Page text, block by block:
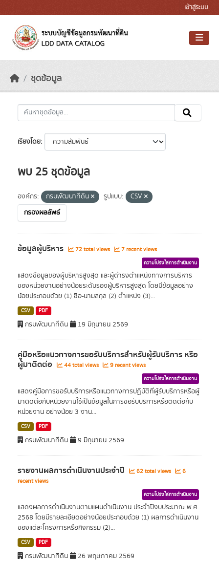
เข้าสู่ระบบ
ชุดข้อมูล
เรียงโดย
พบ 25 ชุดข้อมูล
องค์กร: กรมพัฒนาที่ดิน รูปแบบ:
CSV
กรองผลลัพธ์
ข้อมูลผู้บริหาร 72 total views 7 recent views
ความโปร่งใสการดำเนินงาน
แสดงข้อมูลของผู้บริหารสูงสุด และผู้ดำรงตำแหน่งทางการบริหาร
ของหน่วยงานอย่างน้อยระดับรองผู้บริหารสูงสุด โดยมีข้อมูลอย่าง
น้อยประกอบด้วย (1) ชื่อ-นามสกุล (2) ตำแหน่ง (3)...
CSV PDF
กรมพัฒนาที่ดิน 19 มิถุนายน 2569
คู่มือหรือแนวทางการขอรับบริการสำหรับผู้รับบริการ หรือ
ผู้มาติดต่อ 44 total views 9 recent views
ความโปร่งใสการดำเนินงาน
แสดงคู่มือการขอรับบริการหรือแนวทางการปฏิบัติที่ผู้รับบริการหรือผู้
มาติดต่อกับหน่วยงานใช้เป็นข้อมูลในการขอรับบริการหรือติดต่อกับ
หน่วยงาน อย่างน้อย 3 งาน...
CSV PDF
กรมพัฒนาที่ดิน 9 มิถุนายน 2569
รายงานผลการดำเนินงานประจำปี 62 total views
6
recent views
ความโปร่งใสการดำเนินงาน
แสดงผลการดำเนินงานตามแผนดำเนินงาน ประจำปีงบประมาณ พ.ศ.
2568 โดยมีรายละเอียดอย่างน้อยประกอบด้วย (1) ผลการดำเนินงาน
ของแต่ละโครงการหรือกิจกรรม (2)...
CSV PDF
กรมพัฒนาที่ดิน 26 พฤษภาคม 2569